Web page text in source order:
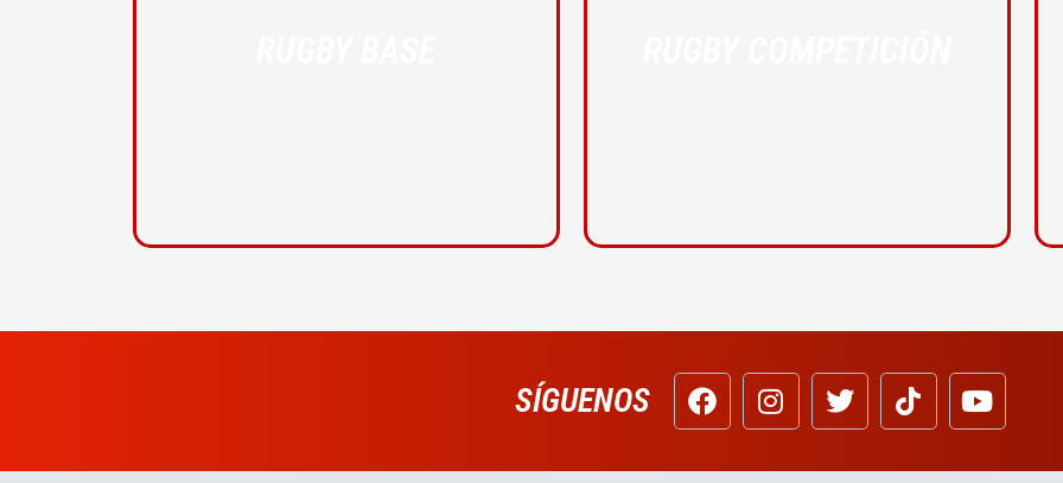
SÍGUENOS